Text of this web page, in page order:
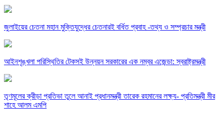
জুলাইয়ের চেতনা মহান মুক্তিযুদ্ধের চেতনারই বর্ধিত প্রবাহ -তথ্য ও সম্প্রচার মন্ত্রী
আইনশৃঙ্খলা পরিস্থিতির টেকসই উন্নয়ন সরকারের এক নম্বর এজেন্ডা: স্বরাষ্ট্রমন্ত্রী
তৃণমূলের ক্রীড়া প্রতিভা তুলে আনাই প্রধানমন্ত্রী তারেক রহমানের লক্ষ্য- প্রতিমন্ত্রী মীর
শাহে আলম এমপি